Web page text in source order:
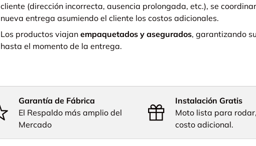
cliente (dirección incorrecta, ausencia prolongada, etc.), se
nueva entrega asumiendo el cliente los costos adicionales.
Los productos viajan empaquetados y asegurados, garantizando
hasta el momento de la entrega.
Garantía de Fábrica
El Respaldo más amplio del
Mercado
Instalación Gratis
Moto lista para
costo adicional.